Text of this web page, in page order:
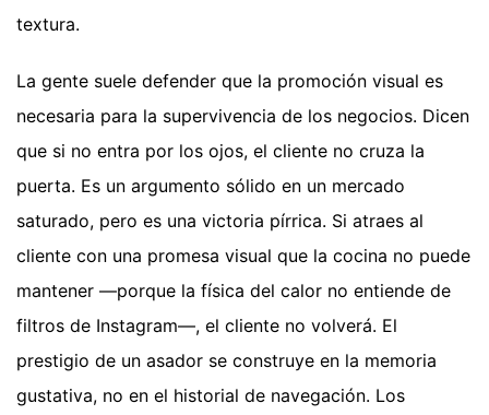
textura.
La gente suele defender que la promoción visual es
necesaria para la supervivencia de los negocios. Dicen
que si no entra por los ojos, el cliente no cruza la
puerta. Es un argumento sólido en un mercado
saturado, pero es una victoria pírrica. Si atraes al
cliente con una promesa visual que la cocina no puede
mantener —porque la física del calor no entiende de
filtros de Instagram—, el cliente no volverá. El
prestigio de un asador se construye en la memoria
gustativa, no en el historial de navegación. Los